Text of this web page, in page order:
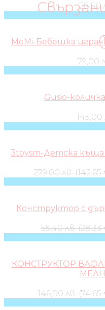
28,50
MoMi-Бебешка
79,00
Gusio-
145,00
3toysm-Детска къща
279,00 лв. (142.65
Конструктор с
55,40 лв. (28.33
КОНСТРУКТОР
146,00 лв. (74.65